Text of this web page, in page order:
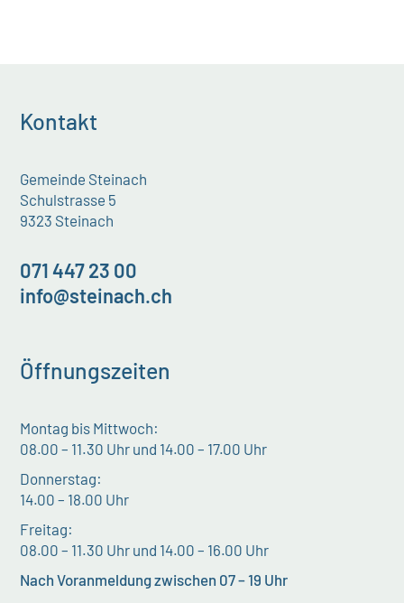
Kontakt
Gemeinde Steinach
Schulstrasse 5
9323 Steinach
071 447 23 00
info@steinach.ch
Öffnungszeiten
Montag bis Mittwoch:
08.00 – 11.30 Uhr und 14.00 – 17.00 Uhr
Donnerstag:
14.00 – 18.00 Uhr
Freitag:
08.00 – 11.30 Uhr und 14.00 – 16.00 Uhr
Nach Voranmeldung zwischen 07 – 19 Uhr